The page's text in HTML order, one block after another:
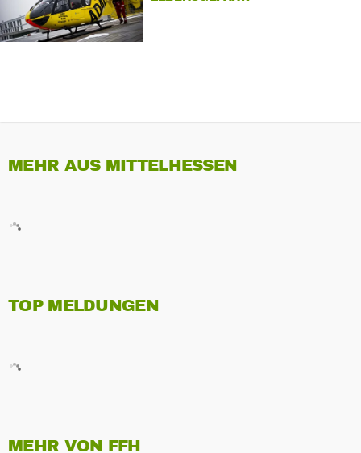
MEHR AUS MITTELHESSEN
TOP MELDUNGEN
MEHR VON FFH